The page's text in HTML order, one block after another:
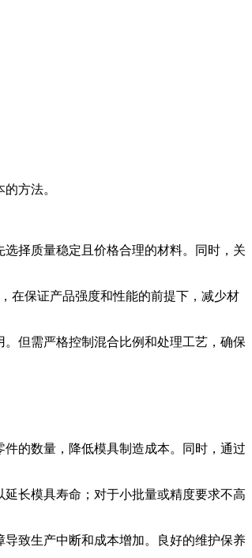
方法。
择质量稳定且价格合理的材料。同时，关
在保证产品强度和性能的前提下，减少材
但需严格控制混合比例和处理工艺，确保
的数量，降低模具制造成本。同时，通过
长模具寿命；对于小批量或精度要求不高
致生产中断和成本增加。良好的维护保养